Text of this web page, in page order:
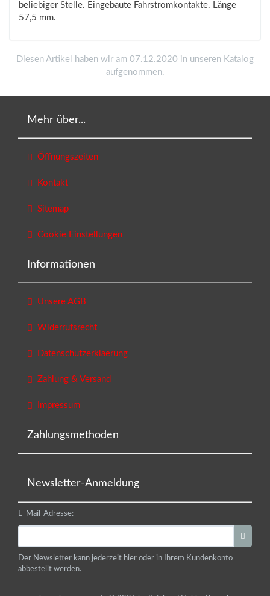
beliebiger Stelle. Eingebaute Fahrstromkontakte. Länge
57,5 mm.
Diesen Artikel haben wir am 07.12.2020 in unseren Katalog
aufgenommen.
Mehr über...
Öffnungszeiten
Kontakt
Sitemap
Cookie Einstellungen
Informationen
Unsere AGB
Widerrufsrecht
Datenschutzerklaerung
Zahlung & Versand
Impressum
Zahlungsmethoden
Newsletter-Anmeldung
E-Mail-Adresse:
Der Newsletter kann jederzeit hier oder in Ihrem Kundenkonto
abbestellt werden.